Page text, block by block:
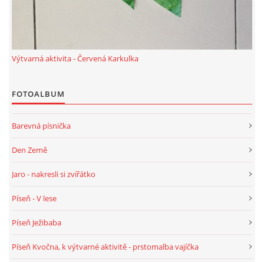
MASOPUST
VELIKONOCE
RECENZE NA KNIHY
MIKULÁŠSKÁ NADÍLKA
Výtvarná aktivita - Červená Karkulka
FOTOALBUM
Barevná písnička
Den Země
Jaro - nakresli si zvířátko
Píseň - V lese
Píseň Ježibaba
Píseň Kvočna, k výtvarné aktivitě - prstomalba vajíčka